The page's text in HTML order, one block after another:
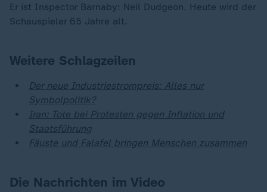
Er ist Inspector Barnaby: Neil Dudgeon. Heute wird der
Schauspieler 65 Jahre alt.
Weitere Schlagzeilen
Der neue Industriestrompreis: Alles nur
Symbolpolitik?
Iran: Tote bei Protesten gegen Inflation und
Staatsführung
Fäuste und Falafel bringen Menschen zusammen
Die Nachrichten im Video